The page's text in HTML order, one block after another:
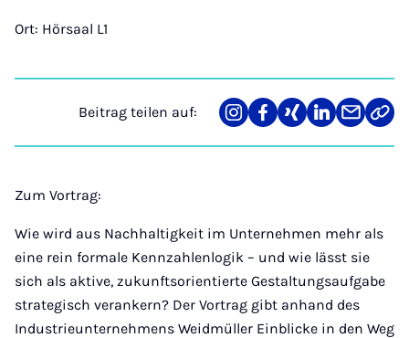
Ort: Hörsaal L1
Beitrag teilen auf:
Teilen
auf
Teilen
auf
Teilen
auf
Teilen
auf
Teilen
über
Link
Zum Vortrag:
Wie wird aus Nachhaltigkeit im Unternehmen mehr als
eine rein formale Kennzahlenlogik – und wie lässt sie
sich als aktive, zukunftsorientierte Gestaltungsaufgabe
strategisch verankern? Der Vortrag gibt anhand des
Industrieunternehmens Weidmüller Einblicke in den Weg